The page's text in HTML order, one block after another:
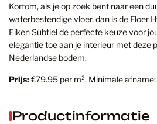
Kortom, als je op zoek bent naar een
waterbestendige vloer, dan is de Floer
Eiken Subtiel de perfecte keuze voor
elegantie toe aan je interieur met deze
Nederlandse bodem.
Prijs:€79.95 per m². Minimale afname:
Productinformatie